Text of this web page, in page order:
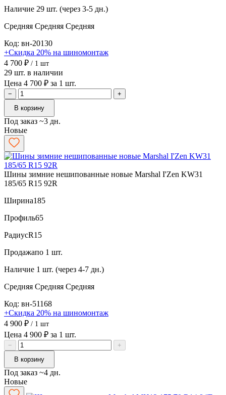
Наличие 29 шт. (через 3-5 дн.)
Средняя Средняя Средняя
Код: вн-20130
+Скидка 20% на шиномонтаж
4 700 ₽ / 1 шт
29 шт. в наличии
Цена 4 700 ₽ за 1 шт.
−
+
В корзину
Под заказ ~3 дн.
Новые
Шины зимние нешипованные новые Marshal I'Zen KW31
185/65 R15 92R
Ширина185
Профиль65
РадиусR15
Продажапо 1 шт.
Наличие 1 шт. (через 4-7 дн.)
Средняя Средняя Средняя
Код: вн-51168
+Скидка 20% на шиномонтаж
4 900 ₽ / 1 шт
Цена 4 900 ₽ за 1 шт.
−
+
В корзину
Под заказ ~4 дн.
Новые